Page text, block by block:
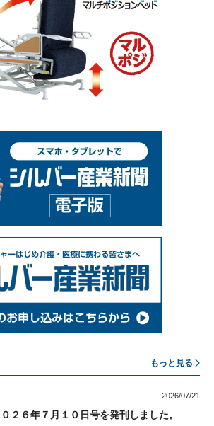
もっと見る
2026/07/21
２６年７月１０日号を発刊しました。